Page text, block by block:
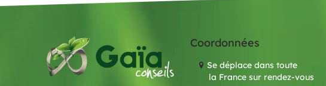
Coordonnées
Se déplace dans toute
la France sur rendez-vous